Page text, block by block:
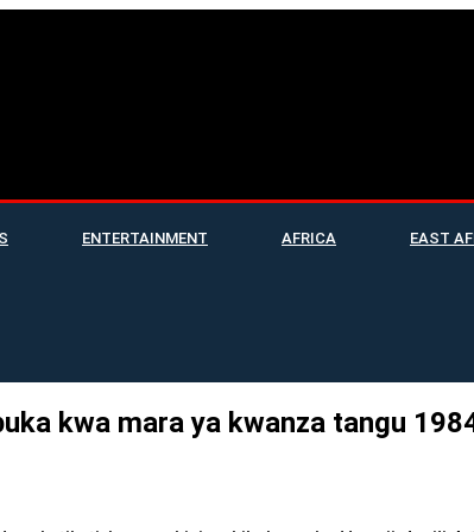
ENTERTAINMENT AFRICA EAST
kwa mara ya kwanza tangu